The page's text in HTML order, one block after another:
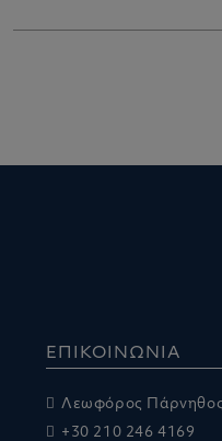
ΕΠΙΚΟΙΝΩΝΙΑ
Λεωφόρος
+30 210 246 4169